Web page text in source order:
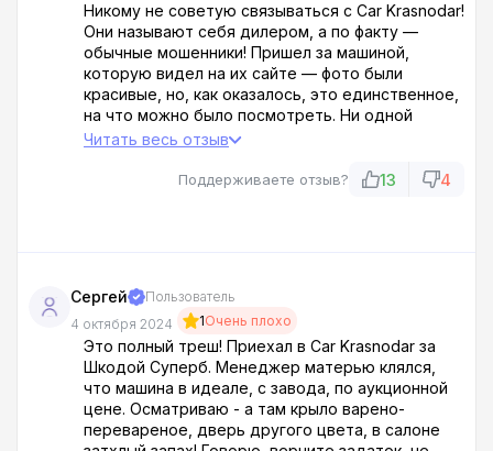
Никому не советую связываться с Car Krasnodar!
Они называют себя дилером, а по факту —
обычные мошенники! Пришел за машиной,
которую видел на их сайте — фото были
красивые, но, как оказалось, это единственное,
на что можно было посмотреть. Ни одной
машины в наличии, только обещания, что скоро
объяснить в чем дело, начинают раскручивать
Читать весь отзыв
Поддерживаете отзыв? 13 4
Сергей
Пользователь
4 октября 2024
1Очень плохо
Это полный треш! Приехал в Car Krasnodar за
Шкодой Суперб. Менеджер матерью клялся,
что машина в идеале, с завода, по аукционной
цене. Осматриваю - а там крыло варено-
перевареное, дверь другого цвета, в салоне